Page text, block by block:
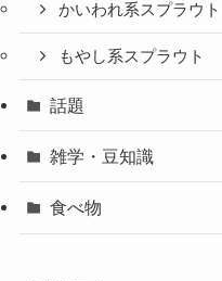
かいわれ系スプラウト
もやし系スプラウト
話題
雑学・豆知識
食べ物